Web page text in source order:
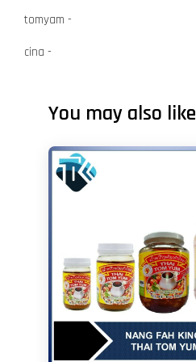
tomyam -
cina -
You may also like